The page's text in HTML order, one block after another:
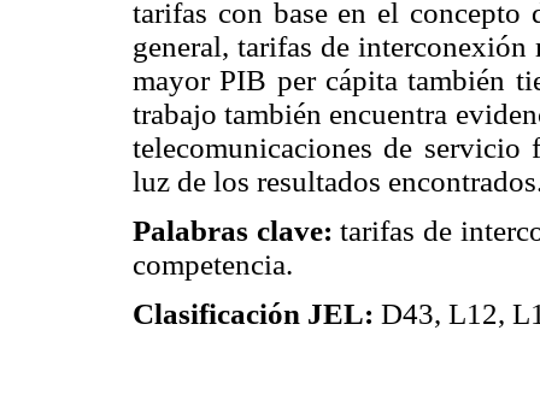
tarifas con base en el concepto
general, tarifas de interconexión
mayor PIB per cápita también
trabajo también encuentra
telecomunicaciones de
luz de los resultados
Palabras clave:tarifas de
competencia.
Clasificación JEL: D43, L12,